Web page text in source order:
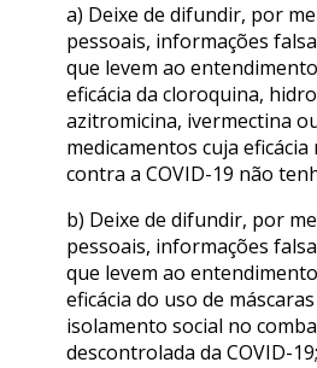
a) Deixe de difundir, por
pessoais, informações
que levem ao
eficácia da cloroquina,
azitromicina, ivermectina
medicamentos cuja
contra a COVID-19 não
b) Deixe de difundir, por
pessoais, informações
que levem ao
eficácia do uso de
isolamento social no
descontrolada da COVID-19;